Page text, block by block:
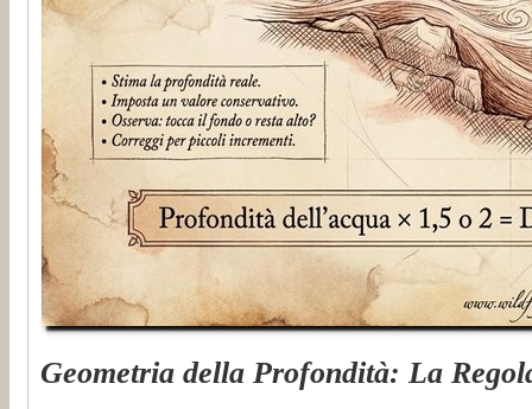
Geometria della Profondità: La